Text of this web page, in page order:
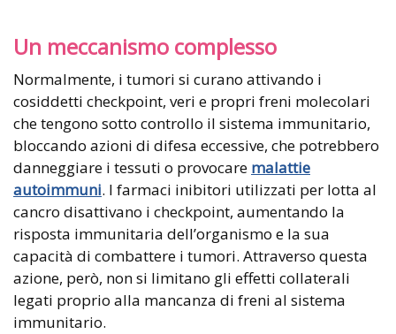
Un meccanismo complesso
Normalmente, i tumori si curano attivando i
cosiddetti checkpoint, veri e propri freni molecolari
che tengono sotto controllo il sistema immunitario,
bloccando azioni di difesa eccessive, che potrebbero
danneggiare i tessuti o provocare malattie
autoimmuni. I farmaci inibitori utilizzati per lotta al
cancro disattivano i checkpoint, aumentando la
risposta immunitaria dell’organismo e la sua
capacità di combattere i tumori. Attraverso questa
azione, però, non si limitano gli effetti collaterali
legati proprio alla mancanza di freni al sistema
immunitario.